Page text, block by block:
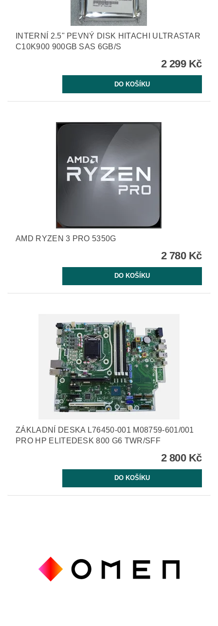
INTERNÍ 2.5" PEVNÝ DISK HITACHI ULTRASTAR
C10K900 900GB SAS 6GB/S
2 299 Kč
AMD RYZEN 3 PRO 5350G
2 780 Kč
ZÁKLADNÍ DESKA L76450-001 M08759-601/001
PRO HP ELITEDESK 800 G6 TWR/SFF
2 800 Kč